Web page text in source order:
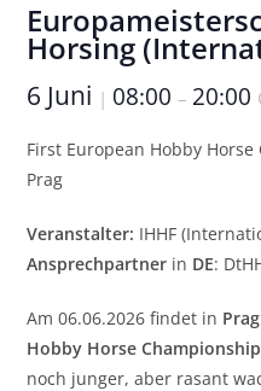
Horsing
6 Juni | 08:00– 20:00
First European Hobby
Prag
Veranstalter: IHHF
Ansprechpartner in DE:
Am 06.06.2026 findet in Prag
Hobby Horse Championship
noch junger, aber rasant